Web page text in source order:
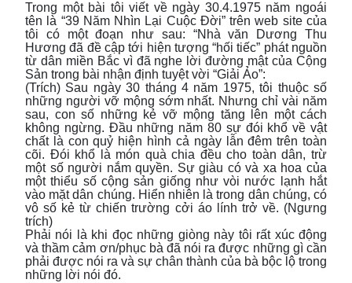
Trong một bài tôi viết về ngày 30.4.1975 năm ngoái
tên là “39 Năm Nhìn Lại Cuộc Đời” trên web site của
tôi có một đoạn như sau: “Nhà văn Dương Thu
Hương đã đề cập tới hiện tượng “hối tiếc” phát nguồn
từ dân miền Bắc vì đã nghe lời đường mật của Cộng
Sản trong bài nhận định tuyệt vời “Giải Ảo”:
(Trích) Sau ngày 30 tháng 4 năm 1975, tôi thuộc số
những người vỡ mộng sớm nhất. Nhưng chỉ vài năm
sau, con số những kẻ vỡ mộng tăng lên một cách
không ngừng. Đầu những năm 80 sự đói khổ về vật
chất là con quỷ hiện hình cả ngày lẫn đêm trên toàn
cõi. Đói khổ là món quà chia đều cho toàn dân, trừ
một số người nắm quyền. Sự giàu có và xa hoa của
một thiểu số cộng sản giống như vòi nước lạnh hắt
vào mặt dân chúng. Hiển nhiên là trong dân chúng, có
vô số kẻ từ chiến trường cởi áo lính trở về. (Ngưng
trích)
Phải nói là khi đọc những giòng này tôi rất xúc động
và thầm cảm ơn/phục bà đã nói ra được những gì cần
phải được nói ra và sự chân thành của bà bộc lộ trong
những lời nói đó.